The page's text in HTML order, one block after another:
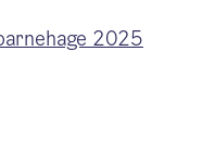
2025